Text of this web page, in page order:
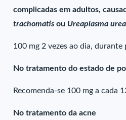
complicadas em adultos,
trachomatis ou Ureaplasma
100 mg 2 vezes ao dia, durante
No tratamento do estado de
Recomenda-se 100 mg a cada
No tratamento da acne